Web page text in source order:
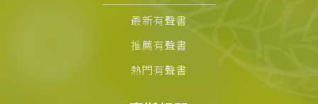
最新有聲書
推薦有聲書
熱門有聲書